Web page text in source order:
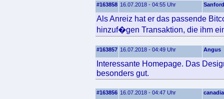
#163858 16.07.2018 - 04:55 Uhr Sanford
Als Anreiz hat er das passende
hinzuf�gen Transaktion, die ihm
#163857 16.07.2018 - 04:49 Uhr Angus
Interessante Homepage. Das
besonders gut.
#163856 16.07.2018 - 04:47 Uhr